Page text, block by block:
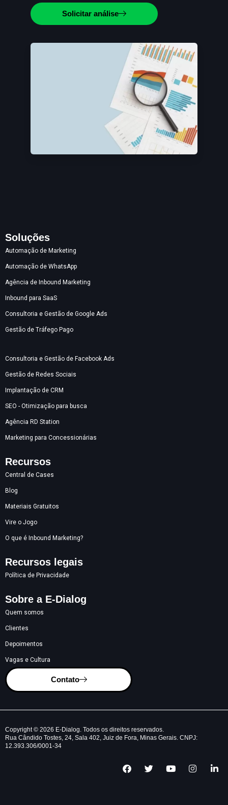
Solicitar análise
Soluções
Automação de Marketing
Automação de WhatsApp
Agência de Inbound Marketing
Inbound para SaaS
Consultoria e Gestão de Google Ads
Gestão de Tráfego Pago
Consultoria e Gestão de Facebook Ads
Gestão de Redes Sociais
Implantação de CRM
SEO - Otimização para busca
Agência RD Station
Marketing para Concessionárias
Recursos
Central de Cases
Blog
Materiais Gratuitos
Vire o Jogo
O que é Inbound Marketing?
Recursos legais
Política de Privacidade
Sobre a E-Dialog
Quem somos
Clientes
Depoimentos
Vagas e Cultura
Contato
Copyright © 2026 E-Dialog. Todos os direitos reservados.
Rua Cândido Tostes, 24, Sala 402, Juiz de Fora, Minas Gerais. CNPJ:
12.393.306/0001-34